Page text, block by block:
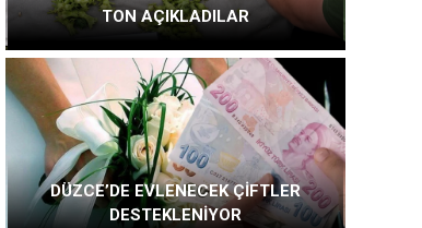
TON AÇIKLADILAR
DÜZCE’DE EVLENECEK ÇİFTLER
DESTEKLENİYOR